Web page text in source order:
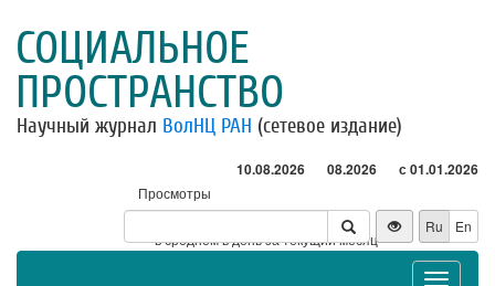
СОЦИАЛЬНОЕ
ПРОСТРАНСТВО
Научный журнал ВолНЦ РАН (сетевое издание)
10.08.2026 08.2026 с 01.01.2026
Просмотры
Посетители
* - в среднем в день за текущий месяц
Ru En